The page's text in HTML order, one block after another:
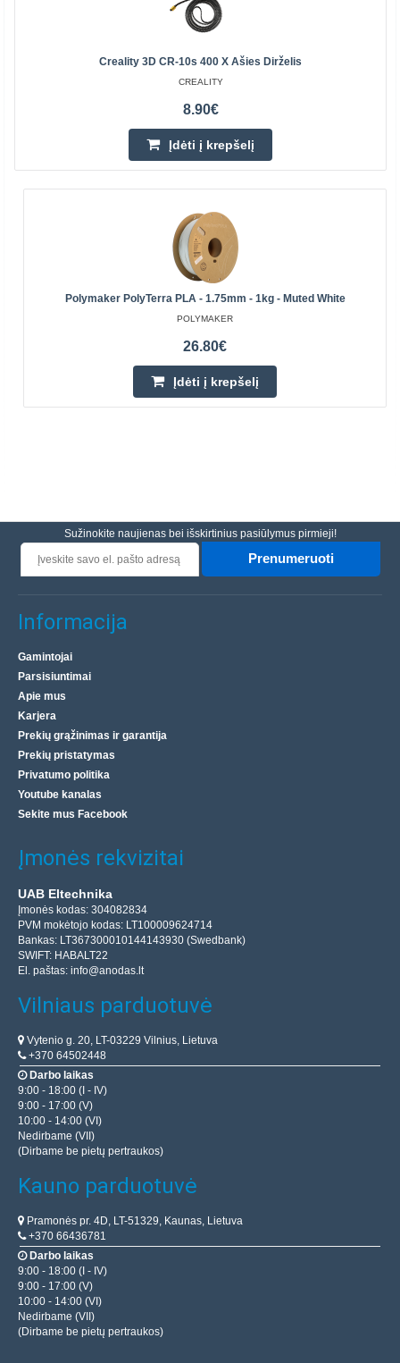
Creality 3D CR-10s 400 X Ašies Dirželis
CREALITY
8.90€
Įdėti į krepšelį
Polymaker PolyTerra PLA - 1.75mm - 1kg - Muted White
POLYMAKER
26.80€
Įdėti į krepšelį
Sužinokite naujienas bei išskirtinius pasiūlymus pirmieji!
Prenumeruoti
Informacija
Gamintojai
Parsisiuntimai
Apie mus
Karjera
Prekių grąžinimas ir garantija
Prekių pristatymas
Privatumo politika
Youtube kanalas
Sekite mus Facebook
Įmonės rekvizitai
UAB Eltechnika
Įmonės kodas: 304082834
PVM mokėtojo kodas: LT100009624714
Bankas: LT367300010144143930 (Swedbank)
SWIFT: HABALT22
El. paštas: info@anodas.lt
Vilniaus parduotuvė
Vytenio g. 20, LT-03229 Vilnius, Lietuva
+370 64502448
Darbo laikas
9:00 - 18:00 (I - IV)
9:00 - 17:00 (V)
10:00 - 14:00 (VI)
Nedirbame (VII)
(Dirbame be pietų pertraukos)
Kauno parduotuvė
Pramonės pr. 4D, LT-51329, Kaunas, Lietuva
+370 66436781
Darbo laikas
9:00 - 18:00 (I - IV)
9:00 - 17:00 (V)
10:00 - 14:00 (VI)
Nedirbame (VII)
(Dirbame be pietų pertraukos)